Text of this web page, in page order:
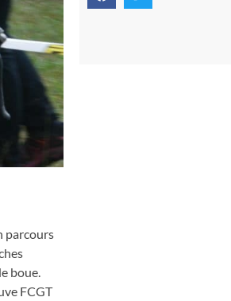
parcours
boue.
FCGT